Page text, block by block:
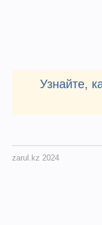
Узнайте,
zarul.kz 2024